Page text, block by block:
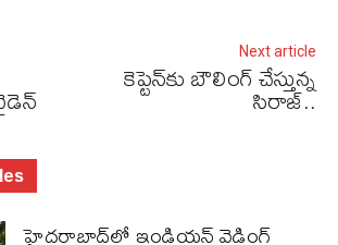
Next article
కెప్టెన్‌కు బౌలింగ్ చేస్తున్న
సిరాజ్‌..
హైదరాబాద్‌లో ఇండియన్ వెడ్డింగ్